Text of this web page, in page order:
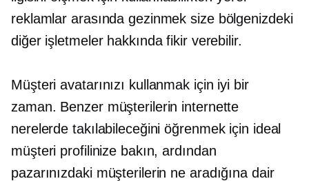
reklamlar arasında gezinmek size bölgenizdeki
diğer işletmeler hakkında fikir verebilir.
Müşteri avatarınızı kullanmak için iyi bir
zaman. Benzer müşterilerin internette
nerelerde takılabileceğini öğrenmek için ideal
müşteri profilinize bakın, ardından
pazarınızdaki müşterilerin ne aradığına dair